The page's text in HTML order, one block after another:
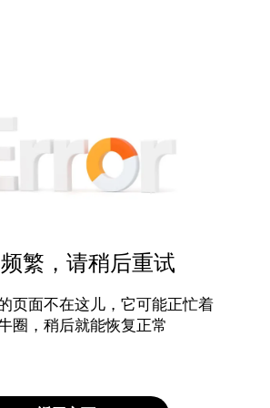
繁，请稍后重试
页面不在这儿，它可能正忙着
圈，稍后就能恢复正常